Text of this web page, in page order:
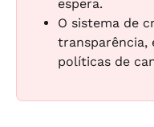
espera.
O sistema de
transparência,
políticas de